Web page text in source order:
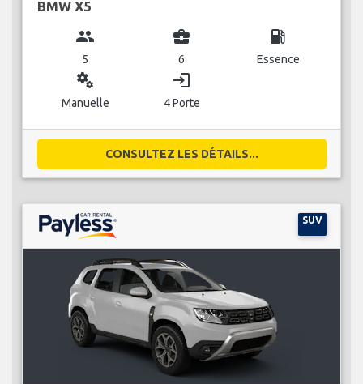
BMW X5
group
5
business_center
6
local_gas_station
Essence
miscellaneous_services
Manuelle
login
4 Porte
CONSULTEZ LES DÉTAILS...
SUV